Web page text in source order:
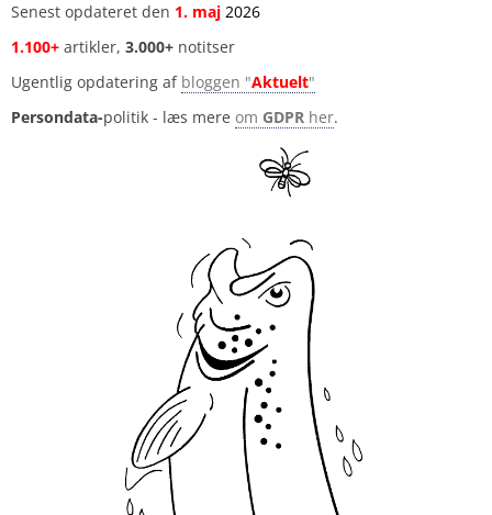
Senest opdateret den 1. maj 2026
1.100+ artikler, 3.000+ notitser
Ugentlig opdatering af bloggen "Aktuelt"
Persondata-politik - læs mere om GDPR her.